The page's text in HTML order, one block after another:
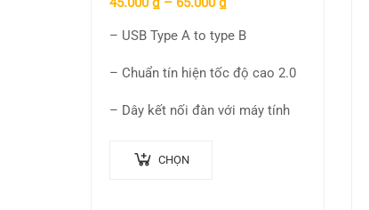
– USB Type A to type B
– Chuẩn tín hiện tốc độ cao 2.0
– Dây kết nối đàn với máy tính
CHỌN